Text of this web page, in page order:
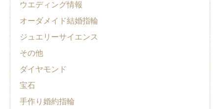
ウエディング情報
オーダメイド結婚指輪
ジュエリーサイエンス
その他
ダイヤモンド
宝石
手作り婚約指輪